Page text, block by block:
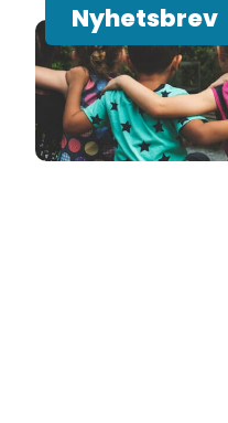
Nyhetsbrev